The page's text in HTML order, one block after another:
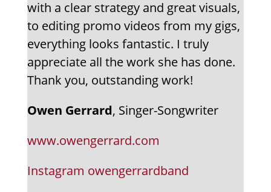
with a clear strategy and great visuals,
to editing promo videos from my gigs,
everything looks fantastic. I truly
appreciate all the work she has done.
Thank you, outstanding work!
Owen Gerrard, Singer-Songwriter
www.owengerrard.com
Instagram owengerrardband